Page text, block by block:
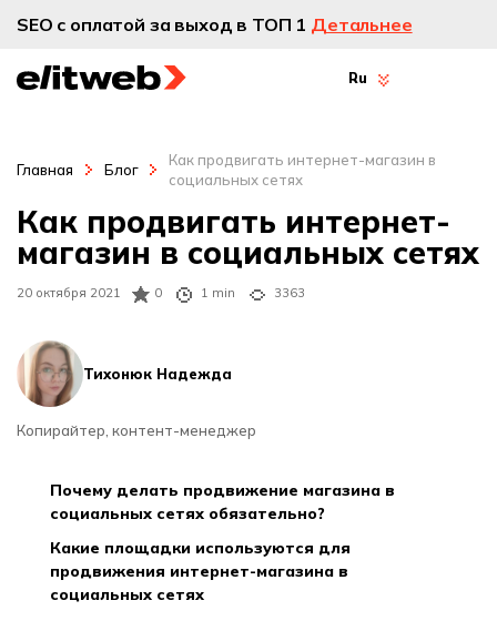
SEO с оплатой за выход в ТОП 1 Детальнее
Ru
Главная Блог
Как продвигать интернет-магазин в
социальных сетях
20 октября 2021 0 1 min 3363
Тихонюк Надежда
Копирайтер, контент-менеджер
Как продвигать интернет-
магазин в социальных сетях
почему делать продвижение магазина в
социальных сетях обязательно?
какие площадки используются для
продвижения интернет-магазина в
социальных сетях